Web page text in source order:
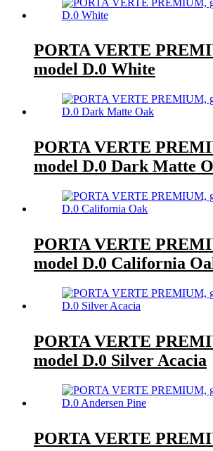
PORTA VERTE
model D.0 White
PORTA VERTE
model D.0 Dark Matte
PORTA VERTE
model D.0 California
PORTA VERTE
model D.0 Silver Acacia
PORTA VERTE